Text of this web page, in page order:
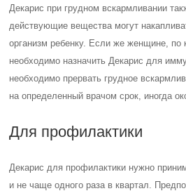
Декарис при грудном вскармливании
действующие вещества могут
организм ребенку. Если же женщине, по
необходимо назначить Декарис для
необходимо прервать грудное
на определенный врачом срок, иногда
Для профилактики
Декарис для профилактики нужно
и не чаще одного раза в квартал.